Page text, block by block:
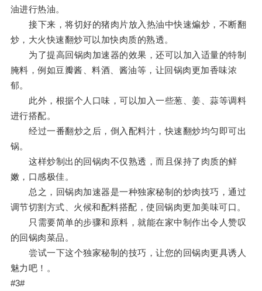
油进行热油。
接下来，将切好的猪肉片放入热油中快速煸炒，不断翻
炒，大火快速翻炒可以加快肉质的熟透。
为了提高回锅肉加速器的效果，还可以加入适量的特制
腌料，例如豆瓣酱、料酒、酱油等，让回锅肉更加香味浓
郁。
此外，根据个人口味，可以加入一些葱、姜、蒜等调料
进行搭配。
经过一番翻炒之后，倒入配料汁，快速翻炒均匀即可出
锅。
这样炒制出的回锅肉不仅熟透，而且保持了肉质的鲜
嫩，口感极佳。
总之，回锅肉加速器是一种独家秘制的炒肉技巧，通过
调节切割方式、火候和配料搭配，使回锅肉更加美味可口。
只需要简单的步骤和原料，就能在家中制作出令人赞叹
的回锅肉菜品。
尝试一下这个独家秘制的技巧，让您的回锅肉更具诱人
魅力吧！。
#3#